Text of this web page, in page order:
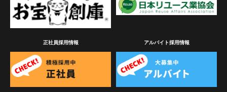
正社員採用情報 アルバイト採用情報